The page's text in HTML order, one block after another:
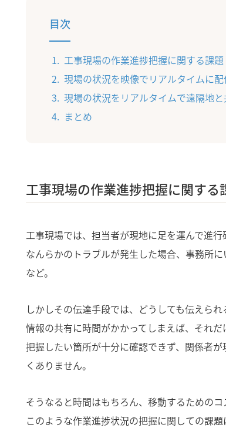
目次
工事現場の作業進捗把握に関する課題
現場の状況を映像でリアルタイムに
現場の状況をリアルタイムで遠隔地
まとめ
工事現場の作業進捗把握に関する
工事現場では、担当者が現地に足を運んで進行
なんらかのトラブルが発生した場合、事務所
など。
しかしその伝達手段では、どうしても伝えられ
情報の共有に時間がかかってしまえば、それだ
把握したい箇所が十分に確認できず、関係者
くありません。
そうなると時間はもちろん、移動するためのコ
このような作業進捗状況の把握に関しての課